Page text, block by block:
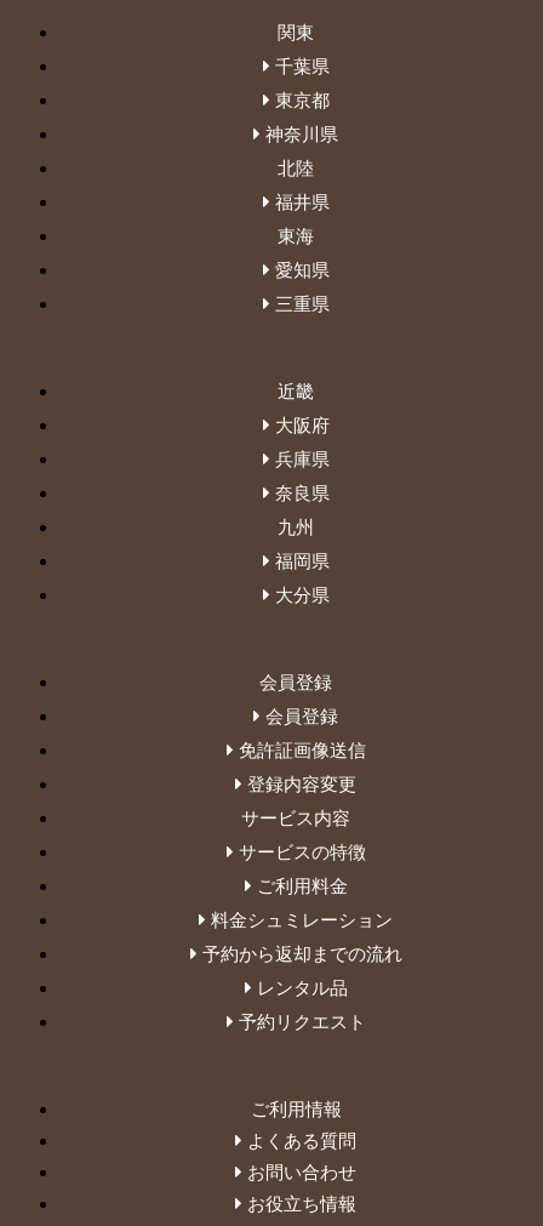
関東
千葉県
東京都
神奈川県
北陸
福井県
東海
愛知県
三重県
近畿
大阪府
兵庫県
奈良県
九州
福岡県
大分県
会員登録
会員登録
免許証画像送信
登録内容変更
サービス内容
サービスの特徴
ご利用料金
料金シュミレーション
予約から返却までの流れ
レンタル品
予約リクエスト
ご利用情報
よくある質問
お問い合わせ
お役立ち情報